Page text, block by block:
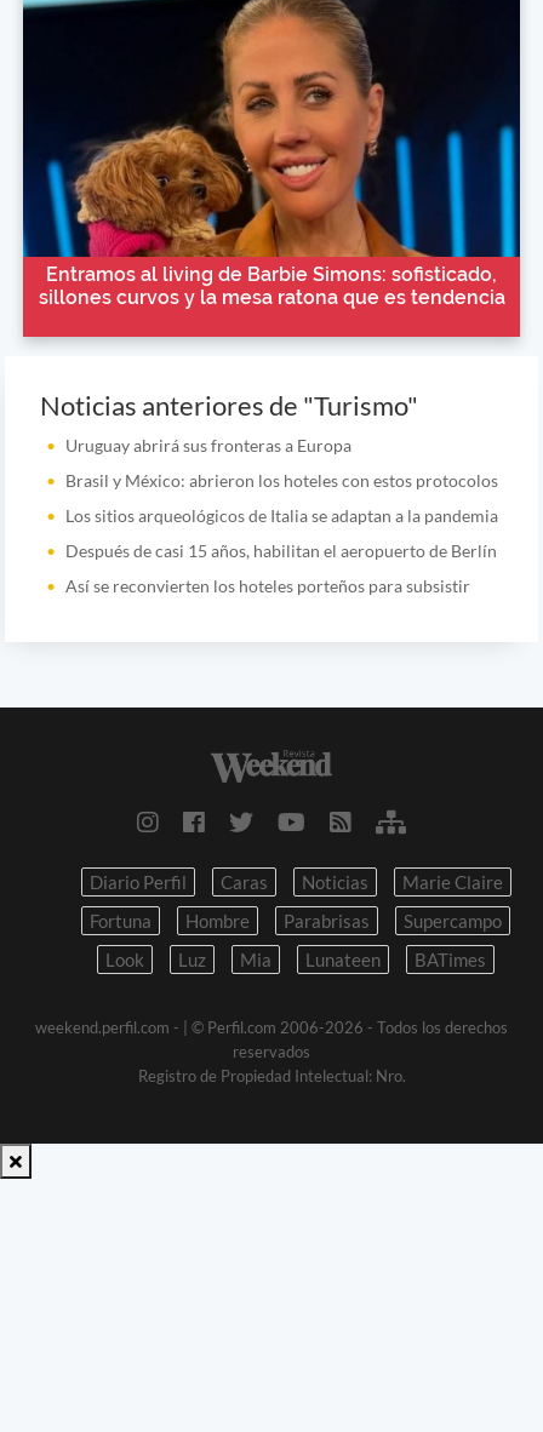
Entramos al living de Barbie Simons: sofisticado,
sillones curvos y la mesa ratona que es tendencia
Noticias anteriores de "Turismo"
Uruguay abrirá sus fronteras a Europa
Brasil y México: abrieron los hoteles con estos protocolos
Los sitios arqueológicos de Italia se adaptan a la pandemia
Después de casi 15 años, habilitan el aeropuerto de Berlín
Así se reconvierten los hoteles porteños para subsistir
Diario Perfil Caras Noticias
Marie Claire
Fortuna
Hombre Parabrisas
Supercampo
Look
Luz Mia Lunateen BATimes
weekend.perfil.com -
| © Perfil.com 2006-2026 - Todos los derechos
reservados
Registro de Propiedad Intelectual: Nro.